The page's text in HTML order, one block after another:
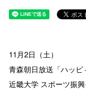
11月2日（土）
青森朝日放送「ハッピ
近畿大学 スポーツ振